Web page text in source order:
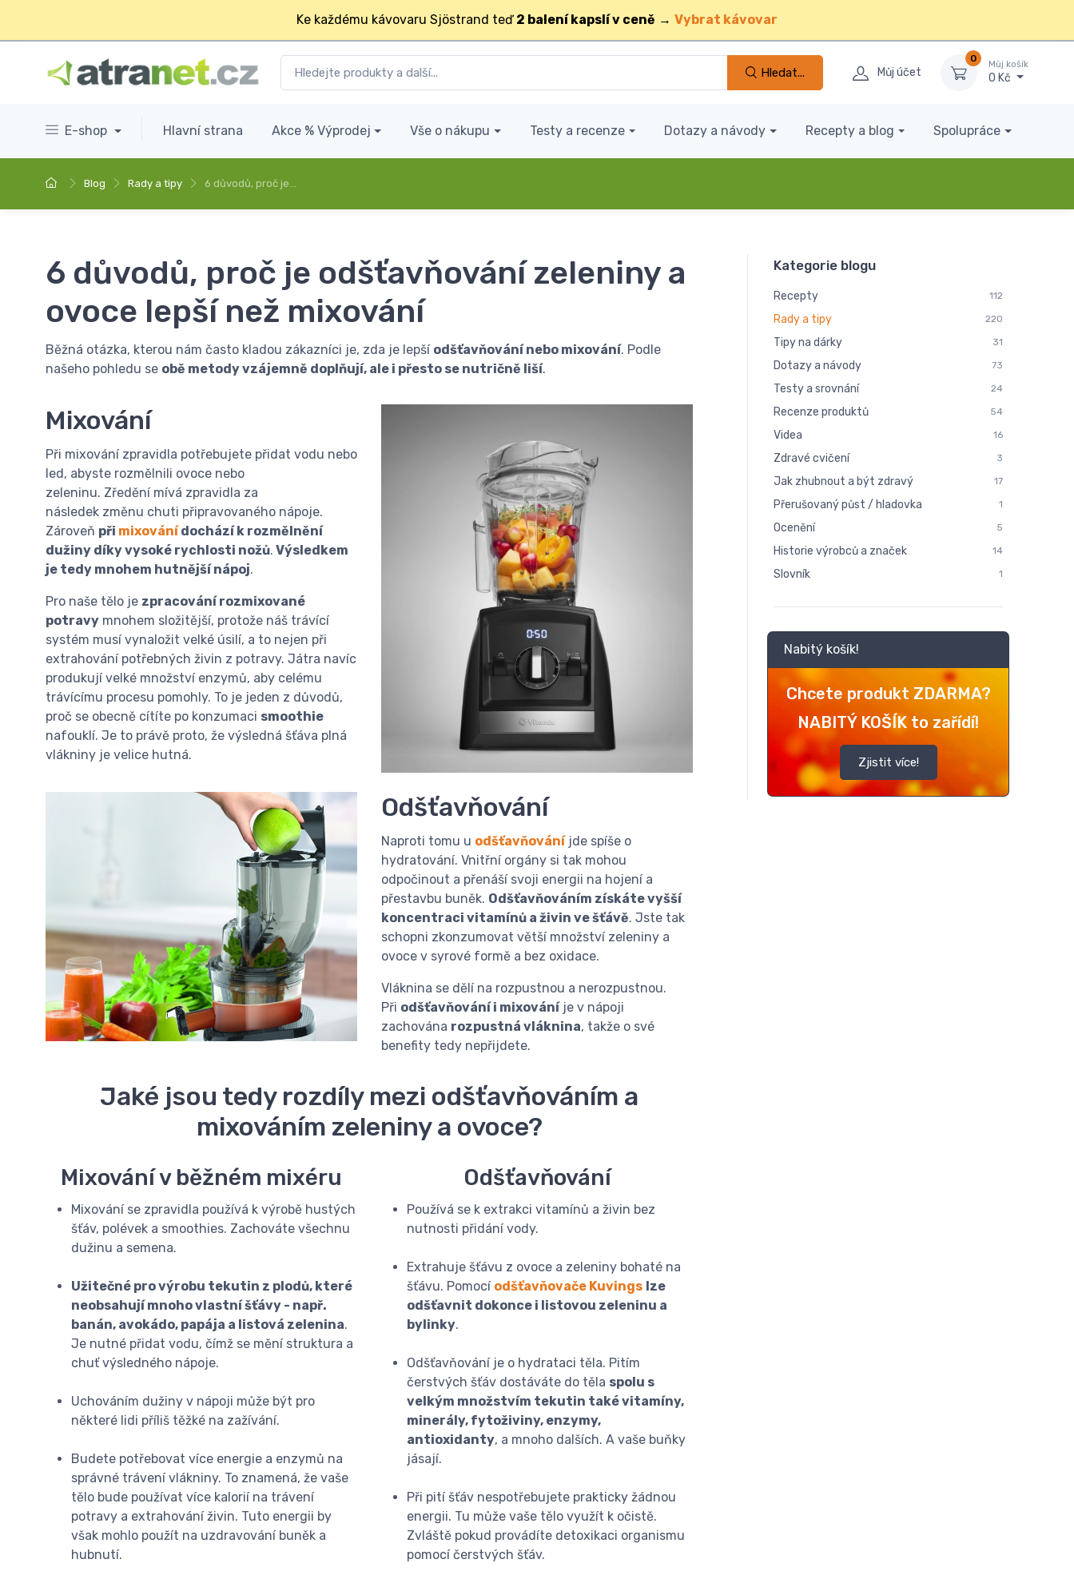
Ke každému kávovaru Sjöstrand teď 2 balení kapslí v ceně → Vybrat kávovar
Hledat... Můj účet
0
Můj košík
0 Kč
E-shop Hlavní strana Akce % Výprodej Vše o nákupu Testy a recenze Dotazy a návody Recepty a blog Spolupráce
Blog Rady a tipy 6 důvodů, proč je…
6 důvodů, proč je odšťavňování zeleniny a
ovoce lepší než mixování
Běžná otázka, kterou nám často kladou zákazníci je, zda je lepší odšťavňování nebo mixování. Podle
našeho pohledu se obě metody vzájemně doplňují, ale i přesto se nutričně liší.
Mixování
Při mixování zpravidla potřebujete přidat vodu nebo
led, abyste rozmělnili ovoce nebo
zeleninu. Zředění mívá zpravidla za
následek změnu chuti připravovaného nápoje.
Zároveň při mixovánídochází k rozmělnění
dužiny díky vysoké rychlosti nožů. Výsledkem
je tedy mnohem hutnější nápoj.
Pro naše tělo je zpracování rozmixované
potravy mnohem složitější, protože náš trávící
systém musí vynaložit velké úsilí, a to nejen při
extrahování potřebných živin z potravy. Játra navíc
produkují velké množství enzymů, aby celému
trávícímu procesu pomohly. To je jeden z důvodů,
proč se obecně cítíte po konzumaci smoothie
nafouklí. Je to právě proto, že výsledná šťáva plná
vlákniny je velice hutná.
Odšťavňování
Naproti tomu u odšťavňováníjde spíše o
hydratování. Vnitřní orgány si tak mohou
odpočinout a přenáší svoji energii na hojení a
přestavbu buněk. Odšťavňováním získáte vyšší
koncentraci vitamínů a živin ve šťávě. Jste tak
schopni zkonzumovat větší množství zeleniny a
ovoce v syrové formě a bez oxidace.
Vláknina se dělí na rozpustnou a nerozpustnou.
Při odšťavňování i mixováníje v nápoji
zachována rozpustná vláknina, takže o své
benefity tedy nepřijdete.
Jaké jsou tedy rozdíly mezi odšťavňováním a
mixováním zeleniny a ovoce?
Mixování v běžném mixéru
Mixování se zpravidla používá k výrobě hustých
šťáv, polévek a smoothies. Zachováte všechnu
dužinu a semena.
Užitečné pro výrobu tekutin z plodů, které
neobsahují mnoho vlastní šťávy - např.
banán, avokádo, papája a listová zelenina.
Je nutné přidat vodu, čímž se mění struktura a
chuť výsledného nápoje.
Uchováním dužiny v nápoji může být pro
některé lidi příliš těžké na zažívání.
Budete potřebovat více energie a enzymů na
správné trávení vlákniny. To znamená, že vaše
tělo bude používat více kalorií na trávení
potravy a extrahování živin. Tuto energii by
však mohlo použít na uzdravování buněk a
hubnutí.
Odšťavňování
Používá se k extrakci vitamínů a živin bez
nutnosti přidání vody.
Extrahuje šťávu z ovoce a zeleniny bohaté na
šťávu. Pomocí odšťavňovače Kuvings lze
odšťavnit dokonce i listovou zeleninu a
bylinky.
Odšťavňování je o hydrataci těla. Pitím
čerstvých šťáv dostáváte do těla spolu s
velkým množstvím tekutin také vitamíny,
minerály, fytoživiny, enzymy,
antioxidanty, a mnoho dalších. A vaše buňky
jásají.
Při pití šťáv nespotřebujete prakticky žádnou
energii. Tu může vaše tělo využít k očistě.
Zvláště pokud provádíte detoxikaci organismu
pomocí čerstvých šťáv.
Kategorie blogu
Recepty 112
Rady a tipy 220
Tipy na dárky 31
Dotazy a návody 73
Testy a srovnání 24
Recenze produktů 54
Videa 16
Zdravé cvičení 3
Jak zhubnout a být zdravý 17
Přerušovaný půst / hladovka 1
Ocenění 5
Historie výrobců a značek 14
Slovník 1
Nabitý košík!
Chcete produkt ZDARMA?
NABITÝ KOŠÍK to zařídí!
Zjistit více!